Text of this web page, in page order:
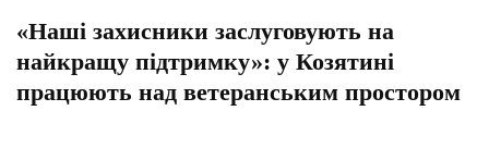
«Наші захисники заслуговують на
найкращу підтримку»: у Козятині
працюють над ветеранським простором